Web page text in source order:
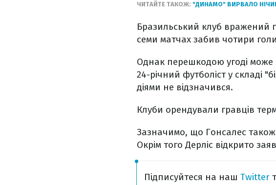
ЧИТАЙТЕ ТАКОЖ: "ДИНАМО" ВИРВАЛО
Бразильський клуб вражений
семи матчах забив чотири
Однак перешкодою угоді може
24-річний футболіст у складі
діями не відзначився.
Клуби орендували гравців
Зазначимо, що Гонсалес також
Окрім того Дерліс відкрито
Підписуйтеся на наш Twitter